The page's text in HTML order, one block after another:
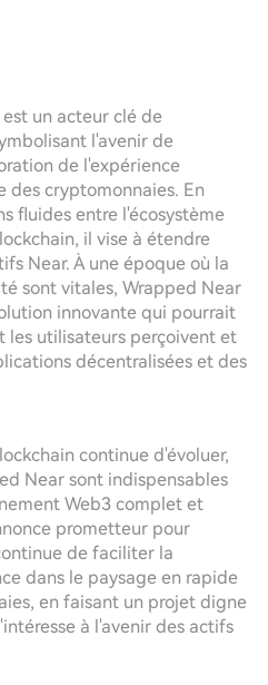
un acteur clé de
l'avenir de
de l'expérience
des cryptomonnaies. En
fluides entre l'écosystème
il vise à étendre
Near. À une époque où la
sont vitales, Wrapped Near
innovante qui pourrait
les utilisateurs perçoivent et
décentralisées et des
continue d'évoluer,
Near sont indispensables
Web3 complet et
prometteur pour
de faciliter la
dans le paysage en rapide
en faisant un projet digne
à l'avenir des actifs